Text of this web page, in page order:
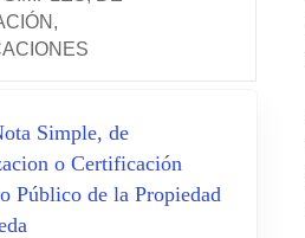
Simple, de
o Certificación
Público de la Propiedad